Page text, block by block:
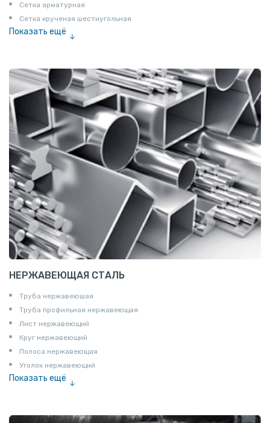
Сетка арматурная
Сетка крученая шестиугольная
Показать ещё
НЕРЖАВЕЮЩАЯ СТАЛЬ
Труба нержавеюшая
Труба профильная нержавеющая
Лист нержавеющий
Круг нержавеющий
Полоса нержавеющая
Уголок нержавеющий
Показать ещё